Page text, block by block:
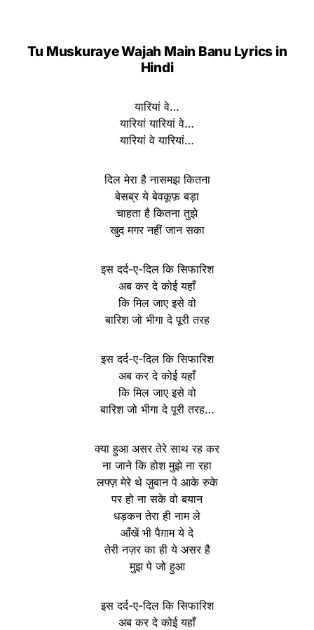
Tu Muskuraye Wajah Main Banu Lyrics in
Hindi
यारियां वे…
यारियां यारियां वे…
यारियां वे यारियां…
दिल मेरा है नासमझ कितना
बेसब्र ये बेवकूफ़ बड़ा
चाहता है कितना तुझे
खुद मगर नहीं जान सका
इस दर्द-ए-दिल कि सिफारिश
अब कर दे कोई यहाँ
कि मिल जाए इसे वो
बारिश जो भीगा दे पूरी तरह
इस दर्द-ए-दिल कि सिफारिश
अब कर दे कोई यहाँ
कि मिल जाए इसे वो
बारिश जो भीगा दे पूरी तरह…
क्या हुआ असर तेरे साथ रह कर
ना जाने कि होश मुझे ना रहा
लफ्ज़ मेरे थे ज़ुबान पे आके रुके
पर हो ना सके वो बयान
धड़कन तेरा ही नाम ले
आँखें भी पैग़ाम ये दे
तेरी नज़र का ही ये असर है
मुझ पे जो हुआ
इस दर्द-ए-दिल कि सिफारिश
अब कर दे कोई यहाँ